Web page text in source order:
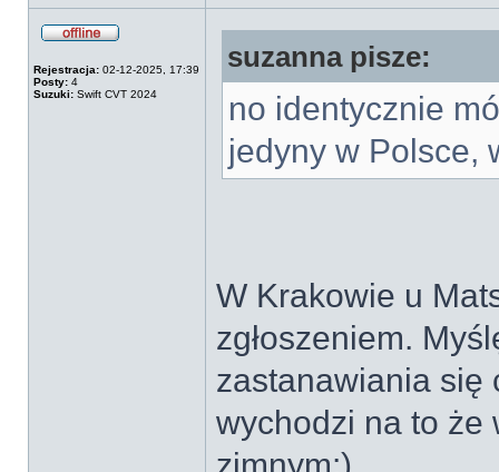
Rejestracja: 02-12-2025, 17:39
Posty: 4
Suzuki: Swift CVT 2024
suzanna pisze:
no identycznie
jedyny w Polsce,
W Krakowie u
zgłoszeniem.
zastanawiania się
wychodzi na to że